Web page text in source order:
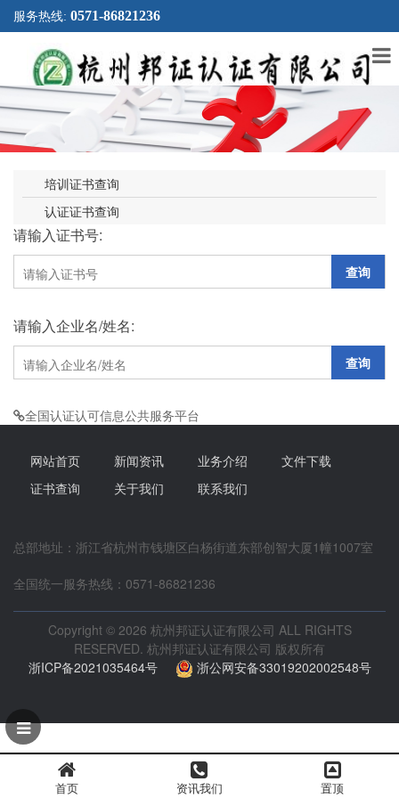
服务热线: 0571-86821236
培训证书查询
认证证书查询
请输入证书号:
查询
请输入企业名/姓名:
查询
全国认证认可信息公共服务平台
网站首页 新闻资讯 业务介绍
文件下载
证书查询
关于我们 联系我们
总部地址：浙江省杭州市钱塘区白杨街道东部创智大厦1幢1007室
全国统一服务热线：0571-86821236
Copyright © 2026 杭州邦证认证有限公司 ALL RIGHTS
RESERVED. 杭州邦证认证有限公司 版权所有
浙ICP备2021035464号
浙公网安备33019202002548号
首页 资讯我们 置顶